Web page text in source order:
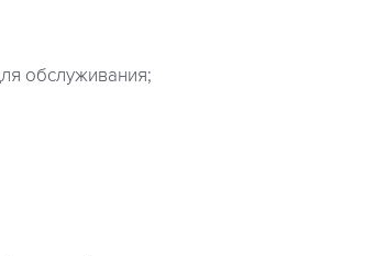
обслуживания;